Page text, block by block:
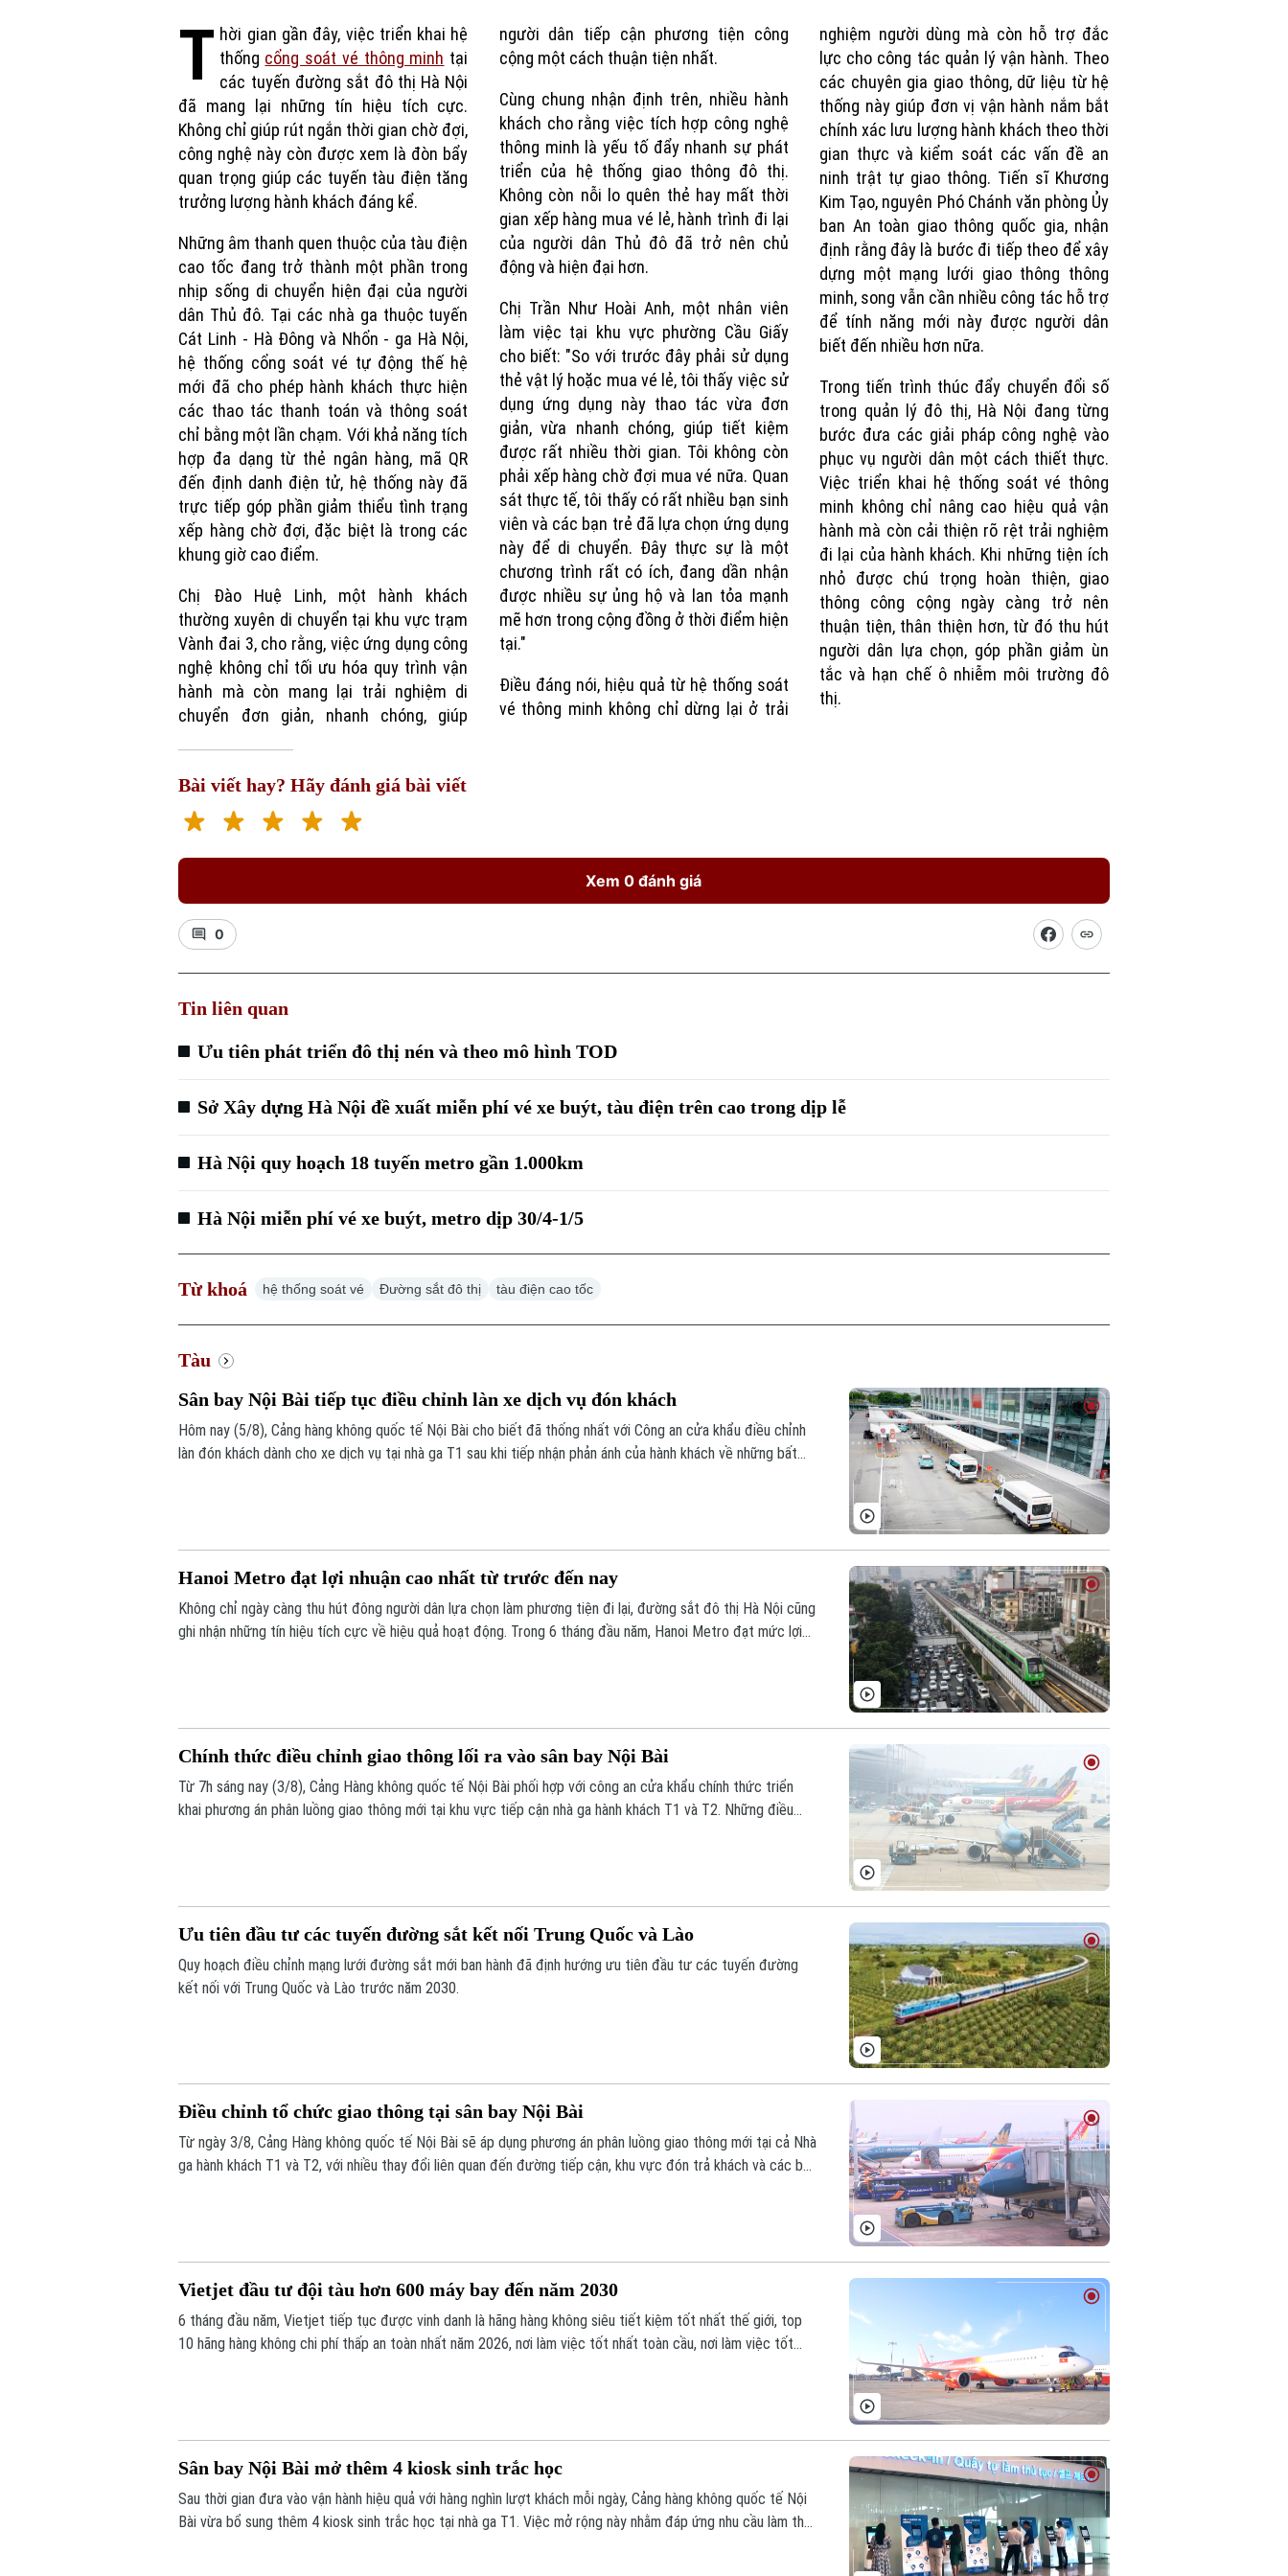
T hời gian gần đây, việc triển khai hệ
thống cổng soát vé thông minh tại
các tuyến đường sắt đô thị Hà Nội
đã mang lại những tín hiệu tích cực.
Không chỉ giúp rút ngắn thời gian chờ đợi,
công nghệ này còn được xem là đòn bẩy
quan trọng giúp các tuyến tàu điện tăng
trưởng lượng hành khách đáng kể.
Những âm thanh quen thuộc của tàu điện
cao tốc đang trở thành một phần trong
nhịp sống di chuyển hiện đại của người
dân Thủ đô. Tại các nhà ga thuộc tuyến
Cát Linh - Hà Đông và Nhổn - ga Hà Nội,
hệ thống cổng soát vé tự động thế hệ
mới đã cho phép hành khách thực hiện
các thao tác thanh toán và thông soát
chỉ bằng một lần chạm. Với khả năng tích
hợp đa dạng từ thẻ ngân hàng, mã QR
đến định danh điện tử, hệ thống này đã
trực tiếp góp phần giảm thiểu tình trạng
xếp hàng chờ đợi, đặc biệt là trong các
khung giờ cao điểm.
Chị Đào Huệ Linh, một hành khách
thường xuyên di chuyển tại khu vực trạm
Vành đai 3, cho rằng, việc ứng dụng công
nghệ không chỉ tối ưu hóa quy trình vận
hành mà còn mang lại trải nghiệm di
chuyển đơn giản, nhanh chóng, giúp
người dân tiếp cận phương tiện công
cộng một cách thuận tiện nhất.
Cùng chung nhận định trên, nhiều hành
khách cho rằng việc tích hợp công nghệ
thông minh là yếu tố đẩy nhanh sự phát
triển của hệ thống giao thông đô thị.
Không còn nỗi lo quên thẻ hay mất thời
gian xếp hàng mua vé lẻ, hành trình đi lại
của người dân Thủ đô đã trở nên chủ
động và hiện đại hơn.
Chị Trần Như Hoài Anh, một nhân viên
làm việc tại khu vực phường Cầu Giấy
cho biết: "So với trước đây phải sử dụng
thẻ vật lý hoặc mua vé lẻ, tôi thấy việc sử
dụng ứng dụng này thao tác vừa đơn
giản, vừa nhanh chóng, giúp tiết kiệm
được rất nhiều thời gian. Tôi không còn
phải xếp hàng chờ đợi mua vé nữa. Quan
sát thực tế, tôi thấy có rất nhiều bạn sinh
viên và các bạn trẻ đã lựa chọn ứng dụng
này để di chuyển. Đây thực sự là một
chương trình rất có ích, đang dần nhận
được nhiều sự ủng hộ và lan tỏa mạnh
mẽ hơn trong cộng đồng ở thời điểm hiện
tại."
Điều đáng nói, hiệu quả từ hệ thống soát
vé thông minh không chỉ dừng lại ở trải
nghiệm người dùng mà còn hỗ trợ đắc
lực cho công tác quản lý vận hành. Theo
các chuyên gia giao thông, dữ liệu từ hệ
thống này giúp đơn vị vận hành nắm bắt
chính xác lưu lượng hành khách theo thời
gian thực và kiểm soát các vấn đề an
ninh trật tự giao thông. Tiến sĩ Khương
Kim Tạo, nguyên Phó Chánh văn phòng Ủy
ban An toàn giao thông quốc gia, nhận
định rằng đây là bước đi tiếp theo để xây
dựng một mạng lưới giao thông thông
minh, song vẫn cần nhiều công tác hỗ trợ
để tính năng mới này được người dân
biết đến nhiều hơn nữa.
Trong tiến trình thúc đẩy chuyển đổi số
trong quản lý đô thị, Hà Nội đang từng
bước đưa các giải pháp công nghệ vào
phục vụ người dân một cách thiết thực.
Việc triển khai hệ thống soát vé thông
minh không chỉ nâng cao hiệu quả vận
hành mà còn cải thiện rõ rệt trải nghiệm
đi lại của hành khách. Khi những tiện ích
nhỏ được chú trọng hoàn thiện, giao
thông công cộng ngày càng trở nên
thuận tiện, thân thiện hơn, từ đó thu hút
người dân lựa chọn, góp phần giảm ùn
tắc và hạn chế ô nhiễm môi trường đô
thị.
Bài viết hay? Hãy đánh giá bài viết
Xem 0 đánh giá
0
Tin liên quan
Ưu tiên phát triển đô thị nén và theo mô hình TOD
Sở Xây dựng Hà Nội đề xuất miễn phí vé xe buýt, tàu điện trên cao trong dịp lễ
Hà Nội quy hoạch 18 tuyến metro gần 1.000km
Hà Nội miễn phí vé xe buýt, metro dịp 30/4-1/5
Từ khoá hệ thống soát vé Đường sắt đô thị tàu điện cao tốc
Tàu
Sân bay Nội Bài tiếp tục điều chỉnh làn xe dịch vụ đón khách
Hôm nay (5/8), Cảng hàng không quốc tế Nội Bài cho biết đã thống nhất với Công an cửa khẩu điều chỉnh
làn đón khách dành cho xe dịch vụ tại nhà ga T1 sau khi tiếp nhận phản ánh của hành khách về những bất
Hanoi Metro đạt lợi nhuận cao nhất từ trước đến nay
Không chỉ ngày càng thu hút đông người dân lựa chọn làm phương tiện đi lại, đường sắt đô thị Hà Nội cũng
ghi nhận những tín hiệu tích cực về hiệu quả hoạt động. Trong 6 tháng đầu năm, Hanoi Metro đạt mức lợi
Chính thức điều chỉnh giao thông lối ra vào sân bay Nội Bài
Từ 7h sáng nay (3/8), Cảng Hàng không quốc tế Nội Bài phối hợp với công an cửa khẩu chính thức triển
khai phương án phân luồng giao thông mới tại khu vực tiếp cận nhà ga hành khách T1 và T2. Những điều
Ưu tiên đầu tư các tuyến đường sắt kết nối Trung Quốc và Lào
Quy hoạch điều chỉnh mạng lưới đường sắt mới ban hành đã định hướng ưu tiên đầu tư các tuyến đường
kết nối với Trung Quốc và Lào trước năm 2030.
Điều chỉnh tổ chức giao thông tại sân bay Nội Bài
Từ ngày 3/8, Cảng Hàng không quốc tế Nội Bài sẽ áp dụng phương án phân luồng giao thông mới tại cả Nhà
ga hành khách T1 và T2, với nhiều thay đổi liên quan đến đường tiếp cận, khu vực đón trả khách và các bãi
Vietjet đầu tư đội tàu hơn 600 máy bay đến năm 2030
6 tháng đầu năm, Vietjet tiếp tục được vinh danh là hãng hàng không siêu tiết kiệm tốt nhất thế giới, top
10 hãng hàng không chi phí thấp an toàn nhất năm 2026, nơi làm việc tốt nhất toàn cầu, nơi làm việc tốt
Sân bay Nội Bài mở thêm 4 kiosk sinh trắc học
Sau thời gian đưa vào vận hành hiệu quả với hàng nghìn lượt khách mỗi ngày, Cảng hàng không quốc tế Nội
Bài vừa bổ sung thêm 4 kiosk sinh trắc học tại nhà ga T1. Việc mở rộng này nhằm đáp ứng nhu cầu làm thủ